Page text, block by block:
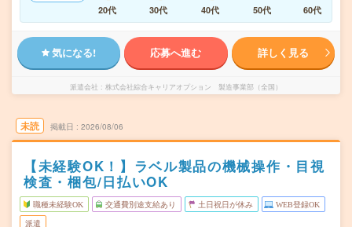
20代
30代 40代 50代 60代
気になる! 応募へ進む 詳しく見る
派遣会社 株式会社綜合キャリアオプション 製造事業部（全国）
未読 掲載日 2026/08/06
【未経験OK！】ラベル製品の機械操作・目視
検査・梱包/日払いOK
職種未経験OK 交通費別途支給あり 土日祝日が休み WEB登録OK
派遣